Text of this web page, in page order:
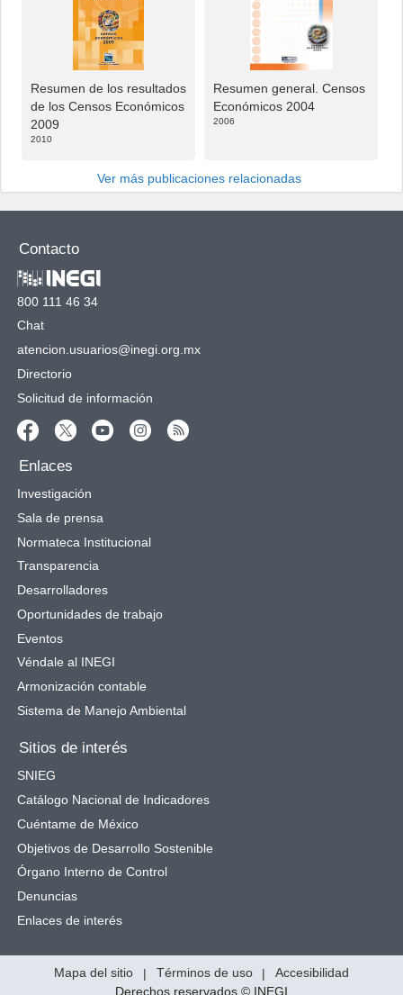
Resumen de los resultados
de los Censos Económicos
2009
2010
Resumen general. Censos
Económicos 2004
2006
Ver más publicaciones relacionadas
Contacto
800 111 46 34
Chat
atencion.usuarios@inegi.org.mx
Directorio
Solicitud de información
Enlaces
Investigación
Sala de prensa
Normateca Institucional
Transparencia
Desarrolladores
Oportunidades de trabajo
Eventos
Véndale al INEGI
Armonización contable
Sistema de Manejo Ambiental
Sitios de interés
SNIEG
Catálogo Nacional de Indicadores
Cuéntame de México
Objetivos de Desarrollo Sostenible
Órgano Interno de Control
Denuncias
Enlaces de interés
Mapa del sitio | Términos de uso |
Accesibilidad
Derechos reservados © INEGI